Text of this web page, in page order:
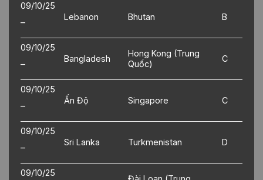
09/10/25
– Lebanon Bhutan B
09/10/25
– Bangladesh
Hong Kong (Trung
Quốc)
C
09/10/25
– Ấn Độ Singapore C
09/10/25
– Sri Lanka Turkmenistan D
09/10/25